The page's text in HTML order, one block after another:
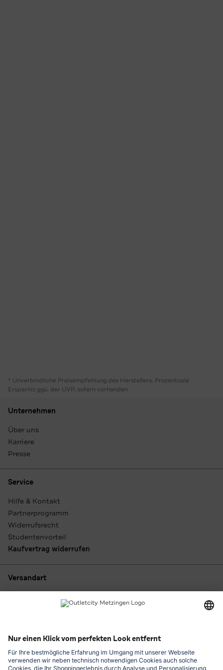
* Unverbindliche Preisempfehlung des Herstellers. Prozentuale
Ersparnis ggü. der UVP, sofern vorhanden
Unternehmen
Über uns
Karriere
Presse
Service
Hilfe & Kontakt
Partnerprogramm
Widerrufsrecht
Studentenvorteil
Kaufvertrag widerrufen
Versandart